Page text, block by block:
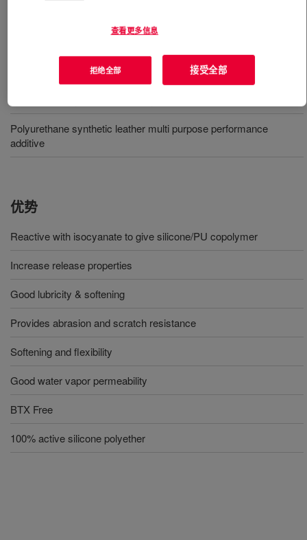
乙二醇封端的聚硅氧烷聚合物。
Polyurethane synthetic leather multi purpose performance
additive
优势
Reactive with isocyanate to give silicone/PU copolymer
Increase release properties
Good lubricity & softening
Provides abrasion and scratch resistance
Softening and flexibility
Good water vapor permeability
BTX Free
100% active silicone polyether
查看更多信息
拒绝全部 接受全部